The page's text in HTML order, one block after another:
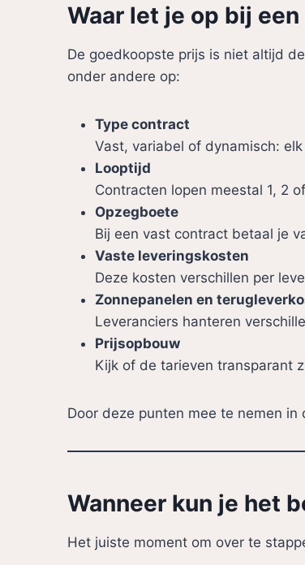
Waar let je op bij
De goedkoopste prijs is niet altijd
onder andere op:
Type contract
Vast, variabel of dynamisch:
Looptijd
Contracten lopen meestal 1, 2
Opzegboete
Bij een vast contract betaal je
Vaste leveringskosten
Deze kosten verschillen per
Zonnepanelen en
Leveranciers hanteren
Prijsopbouw
Kijk of de tarieven transparant
Door deze punten mee te nemen
Wanneer kun je het
Het juiste moment om over te